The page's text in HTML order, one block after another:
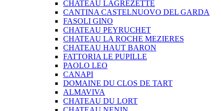
CHATEAU LAGREZETTE
CANTINA CASTELNUOVO DEL GARDA
FASOLI GINO
CHATEAU PEYRUCHET
CHATEAU LA ROCHE MEZIERES
CHATEAU HAUT BARON
FATTORIA LE PUPILLE
PAOLO LEO
CANAPI
DOMAINE DU CLOS DE TART
ALMAVIVA
CHATEAU DU LORT